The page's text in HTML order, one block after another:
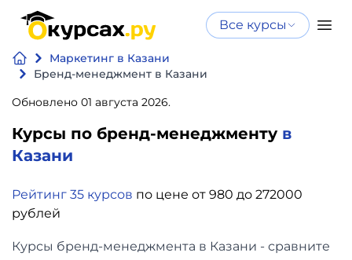
Все курсы
Маркетинг в Казани
Бренд-менеджмент в Казани
Обновлено 01 августа 2026.
Курсы по бренд-менеджменту в
Казани
Рейтинг 35 курсов по цене от 980 до 272000
рублей
Курсы бренд-менеджмента в Казани - сравните
Нейросеть
и ИИ
Программирование
Бизнес
финансы
Дизайн
Нейросеть и ИИ
интеллекту